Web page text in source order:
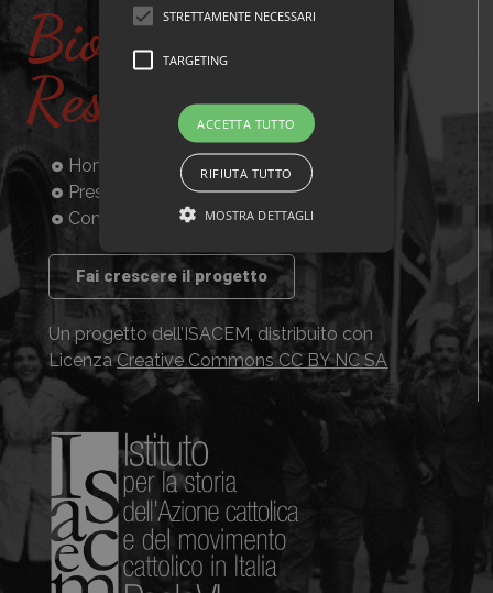
Biografie
Resistenti
Home
Presentazione
Consulta la banca dati
Fai crescere il progetto
Un progetto dell’ISACEM, distribuito con
LicenzaCreative Commons CC BY NC SA
STRETTAMENTE NECESSARI
TARGETING
ACCETTA TUTTO
RIFIUTA TUTTO
MOSTRA DETTAGLI